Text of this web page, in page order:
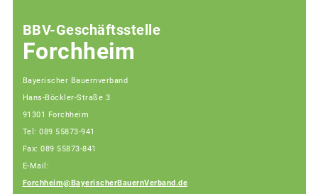
BBV-Geschäftsstelle
Forchheim
Bayerischer Bauernverband
Hans-Böckler-Straße 3
91301 Forchheim
Tel: 089 55873-941
Fax: 089 55873-841
E-Mail:
Forchheim@BayerischerBauernVerband.de